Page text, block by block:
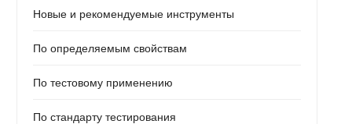
Новые и рекомендуемые инструменты
По определяемым свойствам
По тестовому применению
По стандарту тестирования